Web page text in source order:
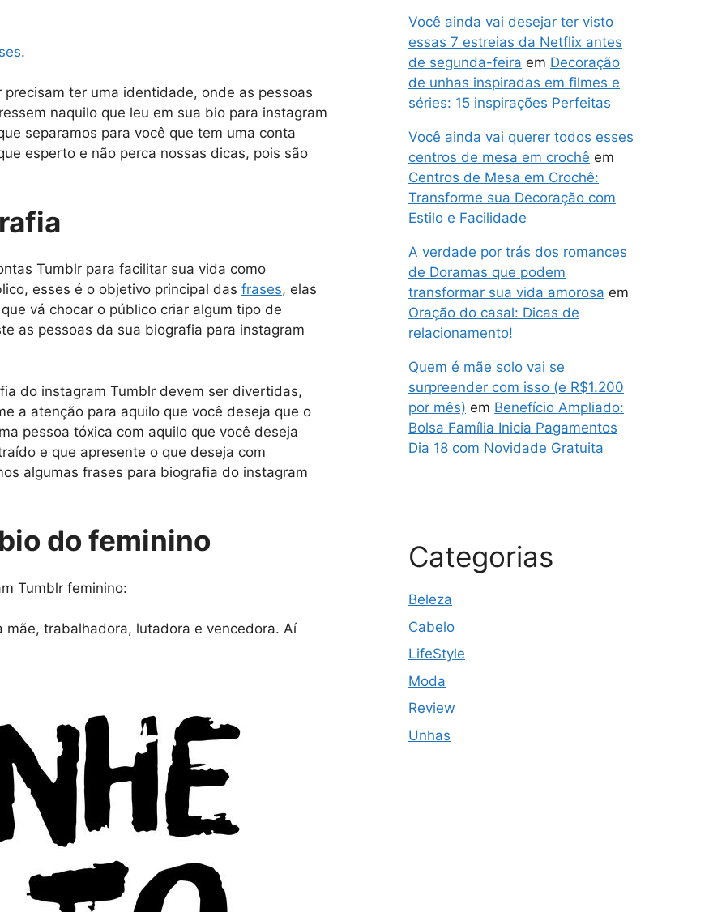
.
ter uma identidade, onde as pessoas
naquilo que leu em sua bio para instagram
separamos para você que tem uma conta
esperto e não perca nossas dicas, pois são
Tumblr para facilitar sua vida como
esses é o objetivo principal das frases, elas
vá chocar o público criar algum tipo de
as pessoas da sua biografia para instagram
do instagram Tumblr devem ser divertidas,
a atenção para aquilo que você deseja que o
pessoa tóxica com aquilo que você deseja
e que apresente o que deseja com
algumas frases para biografia do instagram
do feminino
Tumblr feminino:
trabalhadora, lutadora e vencedora. Aí
Você ainda vai desejar ter visto
essas 7 estreias da Netflix antes
de segunda-feira em Decoração
de unhas inspiradas em filmes e
séries: 15 inspirações Perfeitas
Você ainda vai querer todos esses
centros de mesa em crochê em
Centros de Mesa em Crochê:
Transforme sua Decoração com
Estilo e Facilidade
A verdade por trás dos romances
de Doramas que podem
transformar sua vida amorosa em
Oração do casal: Dicas de
relacionamento!
Quem é mãe solo vai se
surpreender com isso (e R$1.200
por mês) em Benefício Ampliado:
Bolsa Família Inicia Pagamentos
Dia 18 com Novidade Gratuita
Categorias
Beleza
Cabelo
LifeStyle
Moda
Review
Unhas